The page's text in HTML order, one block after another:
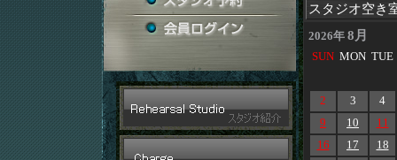
スタジオ空き
2026年 8月
SUN MON TUE
2 3
4
9
10
11
16
17
18